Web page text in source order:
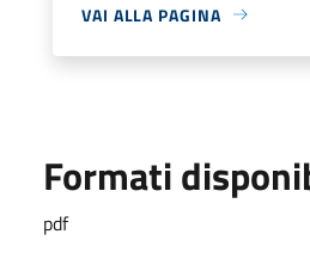
VAI ALLA PAGINA
Formati
pdf